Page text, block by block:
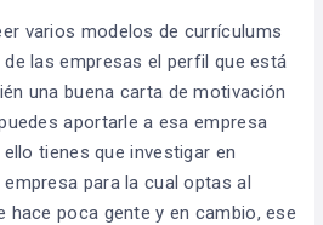
varios modelos de currículums
las empresas el perfil que está
una buena carta de motivación
aportarle a esa empresa
tienes que investigar en
para la cual optas al
hace poca gente y en cambio, ese